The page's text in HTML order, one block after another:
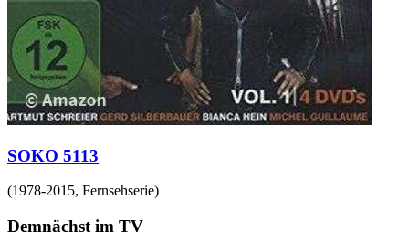
SOKO 5113
(1978-2015, Fernsehserie)
Demnächst im TV